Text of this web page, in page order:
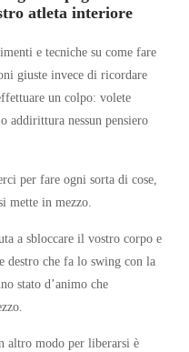
atleta interiore
e tecniche su come fare
giuste invece di ricordare
un colpo: volete
addirittura nessun pensiero
per fare ogni sorta di cose,
mette in mezzo.
a sbloccare il vostro corpo e
che fa lo swing con la
stato d’animo che
altro modo per liberarsi è